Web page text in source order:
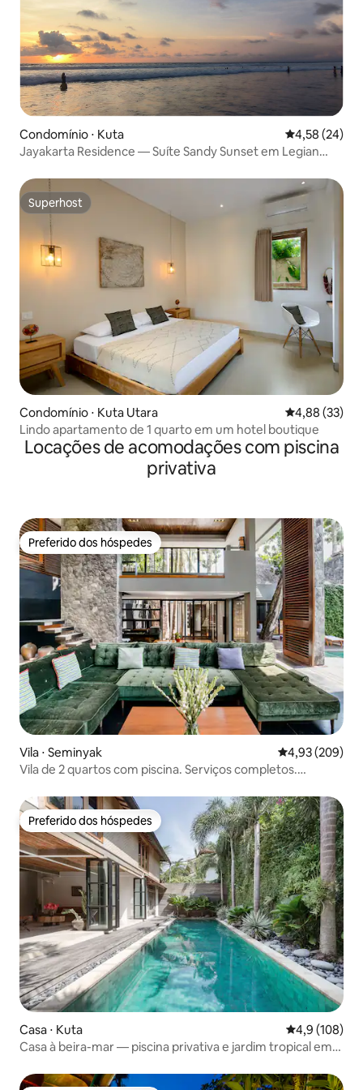
Condomínio ⋅ Kuta 4,58 de uma
4,58 (24)
Jayakarta Residence — Suíte Sandy Sunset em Legian
Superhost
Superhost
Condomínio ⋅ Kuta Utara 4,88 de uma
4,88 (33)
Lindo apartamento de 1 quarto em um hotel boutique
Locações de acomodações com piscina
privativa
Preferido dos hóspedes
Preferido dos hóspedes
Vila ⋅ Seminyak 4,93 de uma
4,93 (209)
Vila de 2 quartos com piscina. Serviços completos.
Preferido dos hóspedes
Preferido dos hóspedes
Casa ⋅ Kuta 4,9 de uma
4,9 (108)
Casa à beira-mar — piscina privativa e jardim tropical em